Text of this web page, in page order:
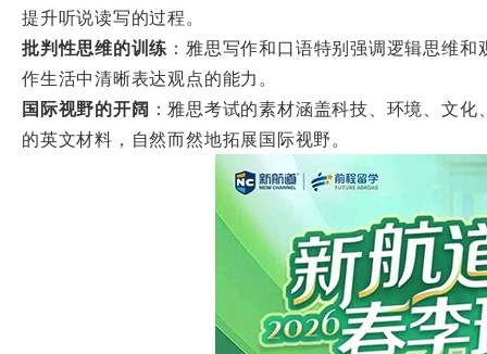
提升听说读写的过程。
批判性思维的训练 ：雅思写作和口语特别强调逻辑思维
作生活中清晰表达观点的能力。
国际视野的开阔 ：雅思考试的素材涵盖科技、环境、文
的英文材料，自然而然地拓展国际视野。